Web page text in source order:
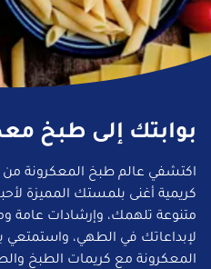
بوابتك إلى طبخ
اكتشفي عالم طبخ المعكرونة
كريمية أغنى بلمستك المميزة
متنوعة تلهمك، وإرشادات عامة
لإبداعاتك في الطهي،
المعكرونة مع كريمات الطبخ